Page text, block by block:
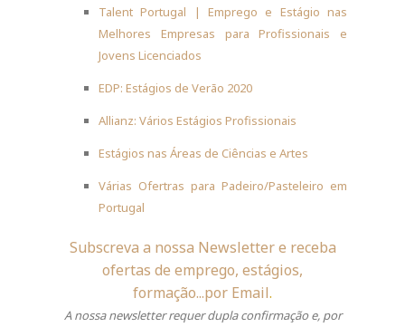
Talent Portugal | Emprego e Estágio nas
Melhores Empresas para Profissionais e
Jovens Licenciados
EDP: Estágios de Verão 2020
Allianz: Vários Estágios Profissionais
Estágios nas Áreas de Ciências e Artes
Várias Ofertras para Padeiro/Pasteleiro em
Portugal
Subscreva a nossa Newsletter e receba
ofertas de emprego, estágios,
formação...por Email.
A nossa newsletter requer dupla confirmação e, por